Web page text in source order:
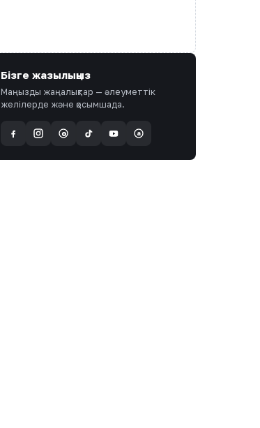
Бізге жазылыңыз
Маңызды жаңалықтар — әлеуметтік
желілерде және қосымшада.
@ a